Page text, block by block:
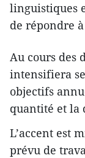
linguistiques
de répondre
Au cours des
intensifiera
objectifs
quantité et la
L’accent est
prévu de